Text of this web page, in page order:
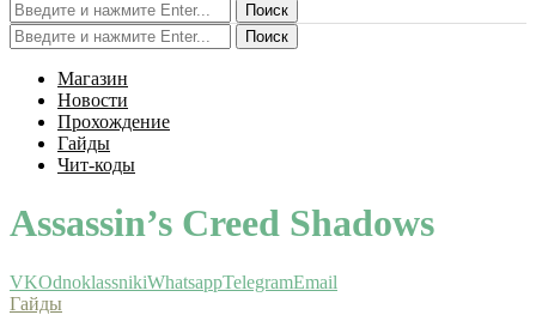
Поиск
Поиск
Магазин
Новости
Прохождение
Гайды
Чит-коды
Assassin’s Creed Shadows
VKOdnoklassnikiWhatsappTelegramEmail
Гайды